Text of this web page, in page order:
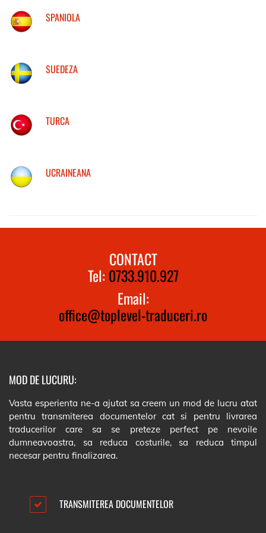
SPANIOLA
SUEDEZA
TURCA
UCRAINEANA
CONTACT
Tel: 0733.910.927
Email:
office@toplevel-traduceri.ro
MOD DE LUCURU:
Vasta esperienta ne-a ajutat sa creem un mod de lucru atat
pentru transmiterea documentelor cat si pentru livrarea
traducerilor care sa se preteze perfect pe nevoile
dumneavoastra, sa reduca costurile, sa reduca timpul
necesar pentru finalizarea.
TRANSMITEREA DOCUMENTELOR